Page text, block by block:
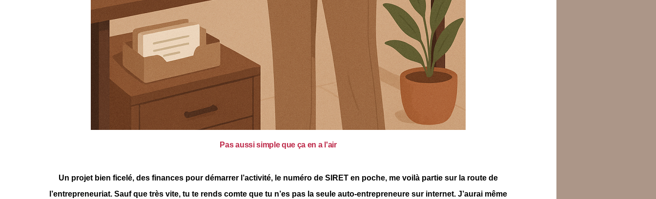
Pas aussi simple que ça en a l'air
Un projet bien ficelé, des finances pour démarrer l’activité, le numéro de SIRET en poche, me voilà partie sur la route de
l’entrepreneuriat. Sauf que très vite, tu te rends comte que tu n’es pas la seule auto-entrepreneure sur internet. J’aurai même